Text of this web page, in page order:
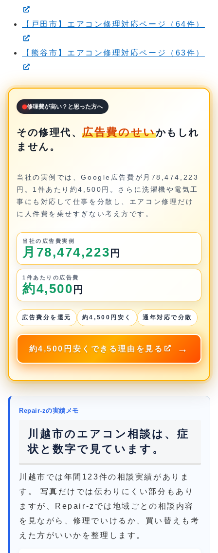
【戸田市】エアコン修理対応ページ（64件）
【熊谷市】エアコン修理対応ページ（63件）
修理費が高い？と思った方へ
その修理代、広告費のせいかもしれ
ません。
当社の実例では、Google広告費が月78,474,223
円。1件あたり約4,500円。さらに洗濯機や電気工
事にも対応して仕事を分散し、エアコン修理だけ
に人件費を乗せすぎない考え方です。
当社の広告費実例
月78,474,223 円
1件あたりの広告費
約4,500 円
広告費分を還元 約4,500円安く 通年対応で分散
約4,500円安くできる理由を見る
Repair-zの実績メモ
川越市のエアコン相談は、症
状と数字で見ています。
川越市では年間123件の相談実績がありま
す。 写真だけでは伝わりにくい部分もあり
ますが、Repair-zでは地域ごとの相談内容
を見ながら、修理でいけるか、買い替えも考
えた方がいいかを整理します。